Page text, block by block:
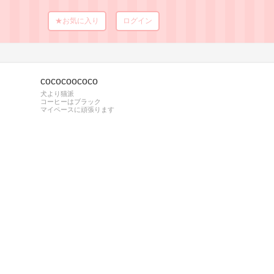
★お気に入り ログイン
cococoococo
犬より猫派
コーヒーはブラック
マイペースに頑張ります